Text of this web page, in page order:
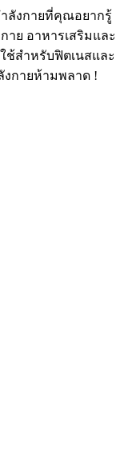
ำลังกายที่คุณอยากรู้
ย อาหารเสริมและ
ช้สำหรับฟิตเนสและ
งกายห้ามพลาด !